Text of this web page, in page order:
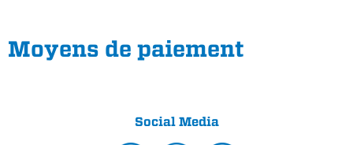
Moyens de paiement
Social Media